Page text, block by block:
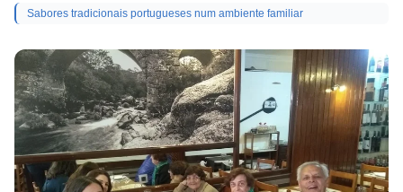
Sabores tradicionais portugueses num ambiente familiar